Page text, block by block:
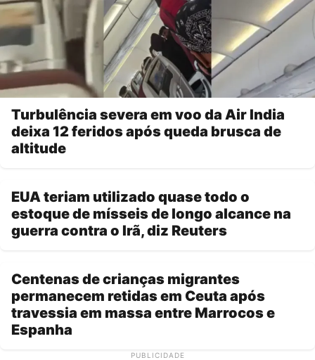
Turbulência severa em voo da Air India
deixa 12 feridos após queda brusca de
altitude
EUA teriam utilizado quase todo o
estoque de mísseis de longo alcance na
guerra contra o Irã, diz Reuters
Centenas de crianças migrantes
permanecem retidas em Ceuta após
travessia em massa entre Marrocos e
Espanha
PUBLICIDADE